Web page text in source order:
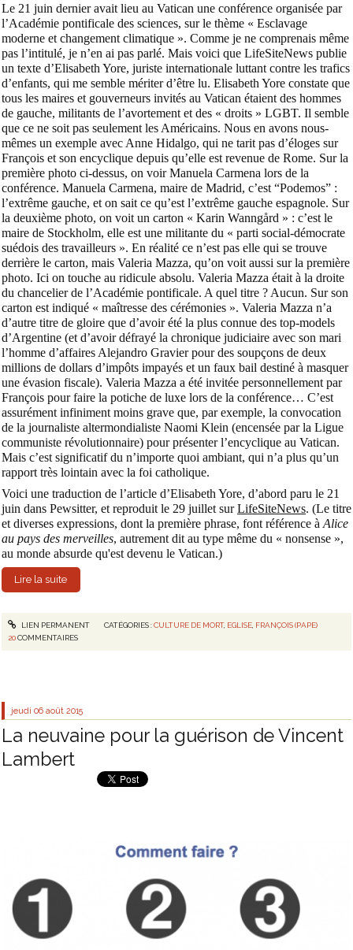
Le 21 juin dernier avait lieu au Vatican une conférence organisée par
l’Académie pontificale des sciences, sur le thème « Esclavage
moderne et changement climatique ». Comme je ne comprenais même
pas l’intitulé, je n’en ai pas parlé. Mais voici que LifeSiteNews publie
un texte d’Elisabeth Yore, juriste internationale luttant contre les trafics
d’enfants, qui me semble mériter d’être lu. Elisabeth Yore constate que
tous les maires et gouverneurs invités au Vatican étaient des hommes
de gauche, militants de l’avortement et des « droits » LGBT. Il semble
que ce ne soit pas seulement les Américains. Nous en avons nous-
mêmes un exemple avec Anne Hidalgo, qui ne tarit pas d’éloges sur
François et son encyclique depuis qu’elle est revenue de Rome. Sur la
première photo ci-dessus, on voir Manuela Carmena lors de la
conférence. Manuela Carmena, maire de Madrid, c’est “Podemos” :
l’extrême gauche, et on sait ce qu’est l’extrême gauche espagnole. Sur
la deuxième photo, on voit un carton « Karin Wanngård » : c’est le
maire de Stockholm, elle est une militante du « parti social-démocrate
suédois des travailleurs ». En réalité ce n’est pas elle qui se trouve
derrière le carton, mais Valeria Mazza, qu’on voit aussi sur la première
photo. Ici on touche au ridicule absolu. Valeria Mazza était à la droite
du chancelier de l’Académie pontificale. A quel titre ? Aucun. Sur son
carton est indiqué « maîtresse des cérémonies ». Valeria Mazza n’a
d’autre titre de gloire que d’avoir été la plus connue des top-models
d’Argentine (et d’avoir défrayé la chronique judiciaire avec son mari
l’homme d’affaires Alejandro Gravier pour des soupçons de deux
millions de dollars d’impôts impayés et un faux bail destiné à masquer
une évasion fiscale). Valeria Mazza a été invitée personnellement par
François pour faire la potiche de luxe lors de la conférence… C’est
assurément infiniment moins grave que, par exemple, la convocation
de la journaliste altermondialiste Naomi Klein (encensée par la Ligue
communiste révolutionnaire) pour présenter l’encyclique au Vatican.
Mais c’est significatif du n’importe quoi ambiant, qui n’a plus qu’un
rapport très lointain avec la foi catholique.
Voici une traduction de l’article d’Elisabeth Yore, d’abord paru le 21
juin dans Pewsitter, et reproduit le 29 juillet surLifeSiteNews. (Le titre
et diverses expressions, dont la première phrase, font référence à Alice
au pays des merveilles, autrement dit au type même du « nonsense »,
au monde absurde qu'est devenu le Vatican.)
Lire la suite
LIEN PERMANENT CATÉGORIES :CULTURE DE MORT, EGLISE, FRANÇOIS (PAPE)
20COMMENTAIRES
jeudi 06 août 2015
La neuvaine pour la guérison de Vincent
Lambert